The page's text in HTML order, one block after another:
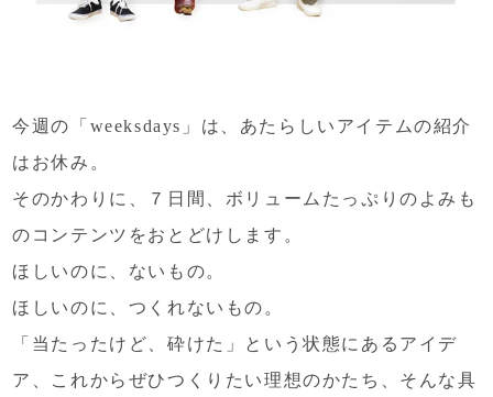
今週の「weeksdays」は、 あたらしいアイテムの紹介
はお休み。
そのかわりに、７日間、 ボリュームたっぷりの よみも
のコンテンツをおとどけします。
ほしいのに、ないもの。
ほしいのに、つくれないもの。
「当たったけど、砕けた」という状態にあるアイデ
ア、 これからぜひつくりたい理想のかたち、 そんな具